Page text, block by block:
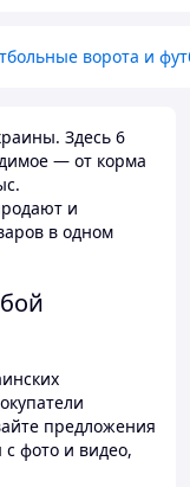
ворота и
Здесь 6
— от корма
и
в одном
предложения
фото и видео,